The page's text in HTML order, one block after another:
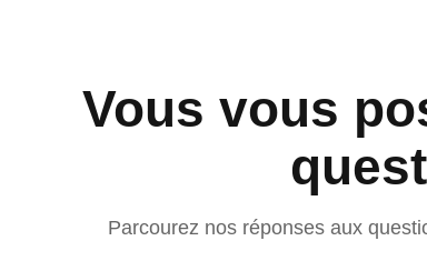
Vous vous
Parcourez nos réponses aux